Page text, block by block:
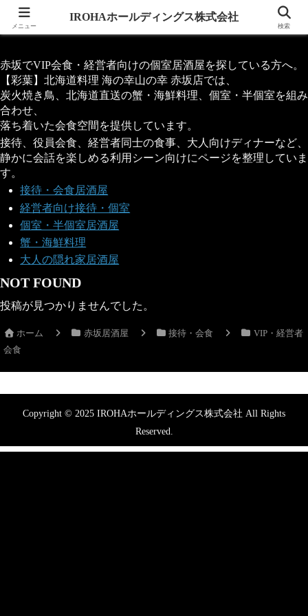
IROHAホールディングス株式会社
赤坂でVIP会食・経営者向けの個室居酒屋を探している方へ。
【彩葉】北海道料理 海の幸山の幸 赤坂店では、
炭火焼き鳥、北海道直送の蟹・海鮮料理、個室・半個室を組み
合わせ、
落ち着いた会食空間を提供しています。
接待、役員会食、経営者同士の食事、大人向けディナーなど、
静かに会話を楽しめる利用シーン向けにページを整理していま
す。
接待・会食居酒屋
経営者向け接待・個室
個室・半個室居酒屋
蟹・海鮮料理
大人の隠れ家居酒屋
NOT FOUND
投稿が見つかりませんでした。
ホーム 赤坂居酒屋 接待・会食
VIP・経営者
会食
Copyright © 2025 IROHAホールディングス株式会社 All Rights
Reserved.
メニュー
IROHAホールディングス株式会社
検索